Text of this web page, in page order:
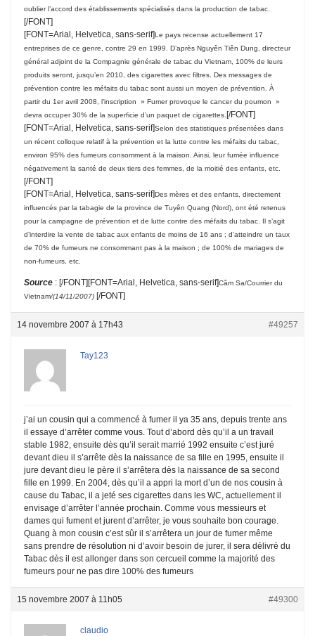
oublier l’accord des établissements spécialisés dans la production de tabac.
[/FONT]
[FONT=Arial, Helvetica, sans-serif]Le pays recense actuellement 17
entreprises de ce genre, contre 29 en 1999. D’après Nguyên Tiên Dung, directeur
général adjoint de la Compagnie générale de tabac du Vietnam, 100% de leurs
produits seront, jusqu’en 2010, des cigarettes avec filtres. Des messages de
prévention contre les méfaits du tabac sont aussi un moyen de prévention. À
partir du 1er avril 2008, l’inscription » Fumer provoque le cancer du poumon »
devra occuper 30% de la superficie d’un paquet de cigarettes. [/FONT]
[FONT=Arial, Helvetica, sans-serif]Selon des statistiques présentées dans
un récent colloque relatif à la prévention et la lutte contre les méfaits du tabac,
environ 95% des fumeurs consomment à la maison. Ainsi, leur fumée influence
négativement la santé de deux tiers des femmes, de la moitié des enfants, etc.
[/FONT]
[FONT=Arial, Helvetica, sans-serif]Des mères et des enfants, directement
influencés par la tabagie de la province de Tuyên Quang (Nord), ont été retenus
pour la campagne de prévention et de lutte contre des méfaits du tabac. Il s’agit
d’interdire la vente de tabac aux enfants de moins de 16 ans ; d’atteindre un taux
de 70% de fumeurs ne consommant pas à la maison ; de 100% de mariages de
non-fumeurs, etc.
Source : [/FONT][FONT=Arial, Helvetica, sans-serif]Câm Sa/Courrier du
Vietnam/(14/11/2007) [/FONT]
14 novembre 2007 à 17h43 #49257
Tay123
j’ai un cousin qui a commencé à fumer il ya 35 ans, depuis trente ans
il essaye d’arrêter comme vous. Tout d’abord dès qu’il a un travail
stable 1982, ensuite dès qu’il serait marrié 1992 ensuite c’est juré
devant dieu il s’arrête dès la naissance de sa fille en 1995, ensuite il
jure devant dieu le père il s’arrêtera dès la naissance de sa second
fille en 1999. En 2004, dès qu’il a appri la mort d’un de nos cousin à
cause du Tabac, il a jeté ses cigarettes dans les WC, actuellement il
envisage d’arrêter l’année prochain. Comme vous messieurs et
dames qui fument et jurent d’arrêter, je vous souhaite bon courage.
Quang à mon cousin c’est sûr il s’arrêtera un jour de fumer même
sans prendre de résolution ni d’avoir besoin de jurer, il sera délivré du
Tabac dès il est allonger dans son cercueil comme la majorité des
fumeurs pour ne pas dire 100% des fumeurs
15 novembre 2007 à 11h05 #49300
claudio